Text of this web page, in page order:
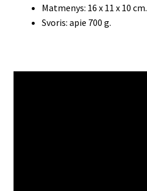
Matmenys: 16 x 11 x 10 cm.
Svoris: apie 700 g.